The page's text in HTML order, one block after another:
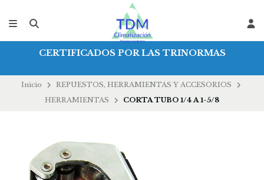
CERTIFICADOS POR LAS TRINORMAS
Inicio
REPUESTOS, HERRAMIENTAS Y ACCESORIOS
HERRAMIENTAS
CORTA TUBO 1/4 A 1-5/8